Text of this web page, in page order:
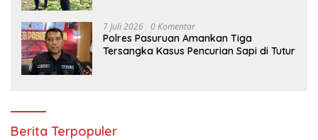
7 Juli 2026 0 Komentar
Polres Pasuruan Amankan Tiga
Tersangka Kasus Pencurian Sapi di Tutur
Berita Terpopuler